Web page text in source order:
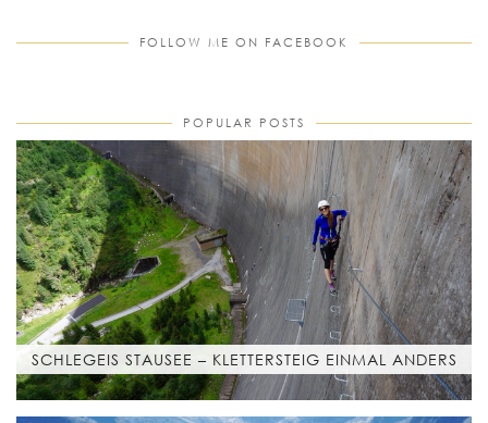
FOLLOW ME ON FACEBOOK
POPULAR POSTS
SCHLEGEIS STAUSEE – KLETTERSTEIG EINMAL ANDERS